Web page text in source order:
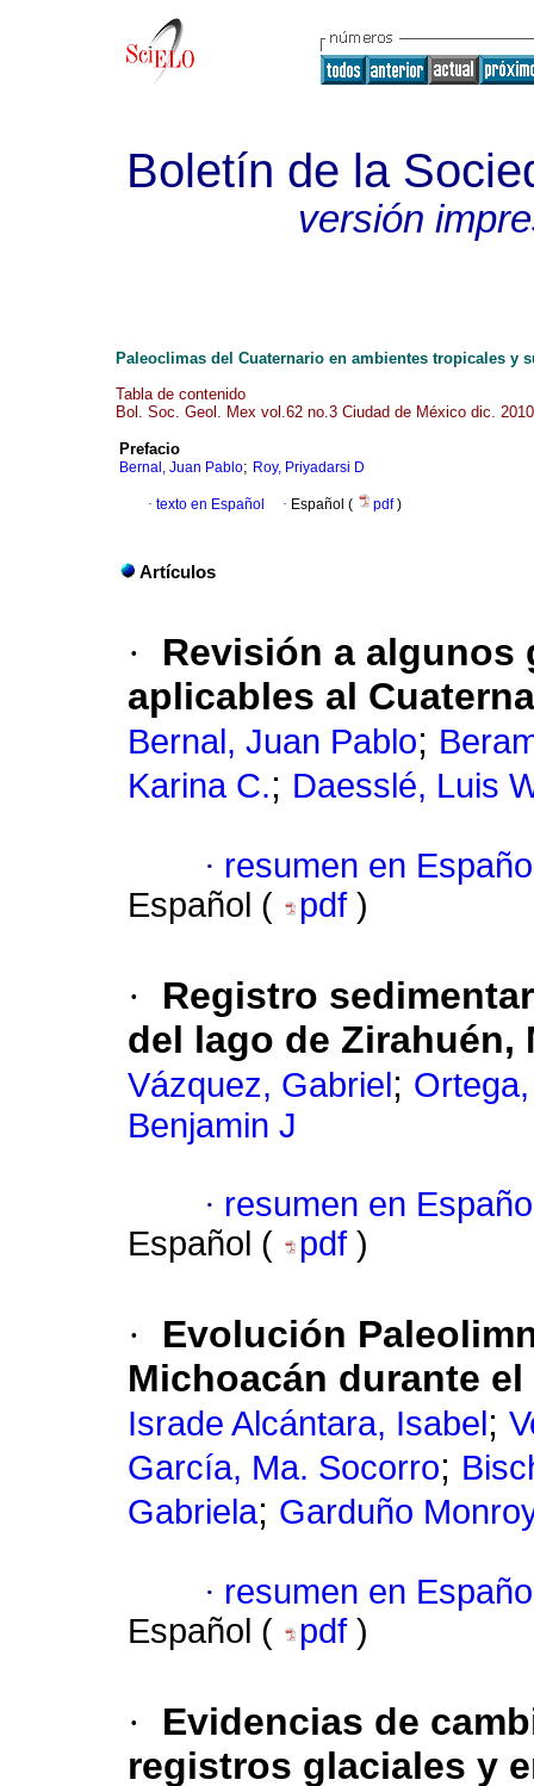
Boletín de la
versión
Paleoclimas del Cuaternario en ambientes tropicales y
Tabla de contenido
Bol. Soc. Geol. Mex vol.62 no.3 Ciudad de México dic. 2010
Prefacio
Bernal, Juan Pablo; Roy, Priyadarsi D
· texto en Español · Español ( pdf)
Artículos
·
Revisión a
aplicables al
Bernal, Juan Pablo;
Karina C.; Daesslé, Luis
· resumen en
Español (
pdf )
·
Registro
del lago de Zirahuén,
Vázquez, Gabriel ;
Benjamin J
· resumen en
Español (
pdf )
·
Evolución
Michoacán durante
Israde Alcántara, Isabel ;
García, Ma. Socorro;
Gabriela; Garduño
· resumen en
Español (
pdf )
·
Evidencias de
registros glaciales y